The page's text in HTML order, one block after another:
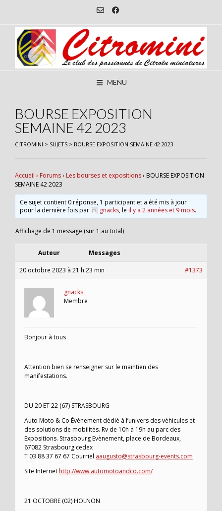
content
MENU
BOURSE EXPOSITION
SEMAINE 42 2023
CITROMINI > SUJETS > BOURSE EXPOSITION SEMAINE 42 2023
Accueil › Forums› Les bourses et expositions› BOURSE EXPOSITION
SEMAINE 42 2023
Ce sujet contient 0 réponse, 1 participant et a été mis à jour
pour la dernière fois par
gnacks, leil y a 2 années et 9 mois.
Affichage de 1 message (sur 1 au total)
Auteur Messages
20 octobre 2023 à 21 h 23 min #1373
gnacks
Membre
Bonjour à tous
Attention bien se renseigner sur le maintien des
manifestations.
DU 20 ET 22 (67) STRASBOURG
Auto Moto & Co Événement dédié à l’univers des véhicules et
des solutions de mobilités. Rv de 10h à 19h au parc des
Expositions. Strasbourg Evènement, place de Bordeaux,
67082 Strasbourg cedex
T 03 88 37 67 67 Courriel aaugusto@strasbourg-events.com
Site Internethttp://www.automotoandco.com/
21 OCTOBRE (02) HOLNON